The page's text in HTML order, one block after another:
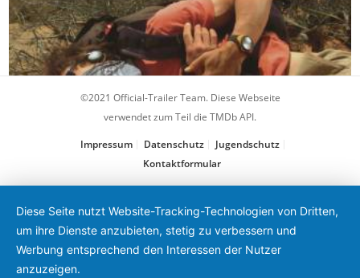
©2021 Official-Trailer Team. Diese Webseite
verwendet zum Teil die TMDb API.
Impressum
Datenschutz
Jugendschutz
Kontaktformular
Diese Seite nutzt Website-Tracking-Technologien von Dritten,
um ihre Dienste anzubieten, stetig zu verbessern und
Werbung entsprechend den Interessen der Nutzer
anzuzeigen.